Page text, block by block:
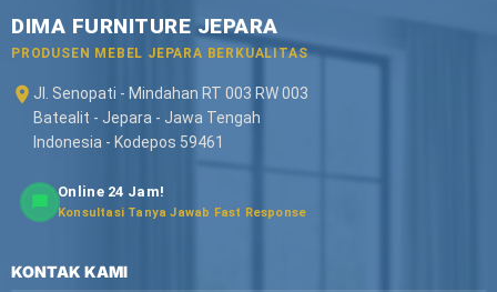
DIMA FURNITURE JEPARA
PRODUSEN MEBEL JEPARA BERKUALITAS
Jl. Senopati - Mindahan RT 003 RW 003
Batealit - Jepara - Jawa Tengah
Indonesia - Kodepos 59461
Online 24 Jam!
Konsultasi Tanya Jawab Fast Response
KONTAK KAMI